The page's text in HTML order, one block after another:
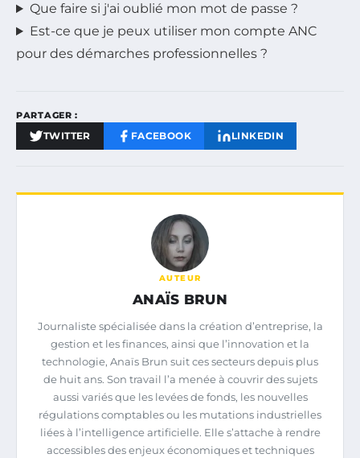
Que faire si j'ai oublié mon mot de passe ?
Est-ce que je peux utiliser mon compte ANC
pour des démarches professionnelles ?
PARTAGER :
TWITTER FACEBOOK LINKEDIN
AUTEUR
ANAÏS BRUN
Journaliste spécialisée dans la création d’entreprise, la
gestion et les finances, ainsi que l’innovation et la
technologie, Anaïs Brun suit ces secteurs depuis plus
de huit ans. Son travail l’a menée à couvrir des sujets
aussi variés que les levées de fonds, les nouvelles
régulations comptables ou les mutations industrielles
liées à l’intelligence artificielle. Elle s’attache à rendre
accessibles des enjeux économiques et techniques